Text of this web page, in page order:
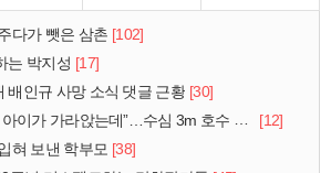
다가 뺏은 삼촌 [102]
는 박지성 [17]
배인규 사망 소식 댓글 근황 [30]
가 가라앉는데”…수심 3m 호수 뛰어든 60대 의인
[12]
혀 보낸 학부모 [38]